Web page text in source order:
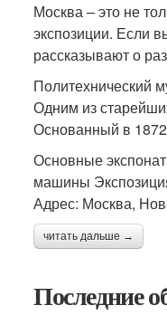
Москва – это не
экспозиции. Если
рассказывают о
Политехнический
Одним из
Основанный в 1872
Основные
машины
Адрес: Москва,
читать дальше →
Последние